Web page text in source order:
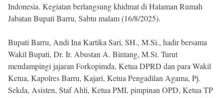
Indonesia. Kegiatan berlangsung khidmat di Halaman Rumah
Jabatan Bupati Barru, Sabtu malam (16/8/2025).
Bupati Barru, Andi Ina Kartika Sari, SH., M.Si., hadir bersama
Wakil Bupati, Dr. Ir. Abustan A. Bintang, M.Si. Turut
mendampingi jajaran Forkopimda, Ketua DPRD dan para Wakil
Ketua, Kapolres Barru, Kajari, Ketua Pengadilan Agama, Pj.
Sekda, Asisten, Staf Ahli, Ketua PMI, pimpinan OPD, Ketua TP